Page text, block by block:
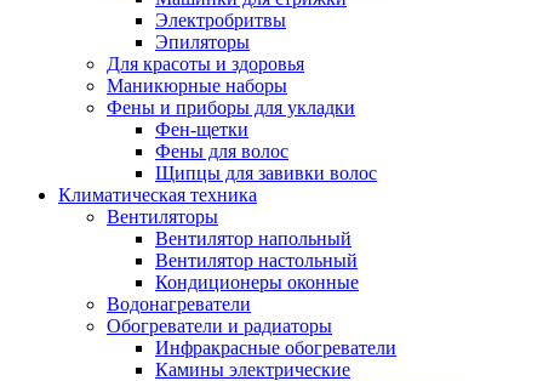
Электробритвы
Эпиляторы
Для красоты и здоровья
Маникюрные наборы
Фены и приборы для укладки
Фен-щетки
Фены для волос
Щипцы для завивки волос
Климатическая техника
Вентиляторы
Вентилятор напольный
Вентилятор настольный
Кондиционеры оконные
Водонагреватели
Обогреватели и радиаторы
Инфракрасные обогреватели
Камины электрические